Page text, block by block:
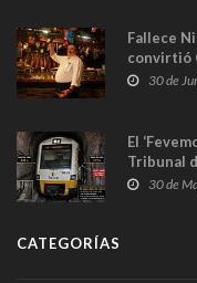
Fallece
convirtió
en Madrid
30 de
El
Tribunal
30 de
CATEGORÍAS